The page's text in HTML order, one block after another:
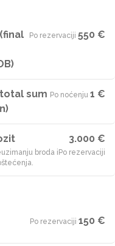
Po rezervaciji·550 €
sum Po noćenju·1 €
broda i
3.000 €
Po rezervaciji
Po rezervaciji·150 €